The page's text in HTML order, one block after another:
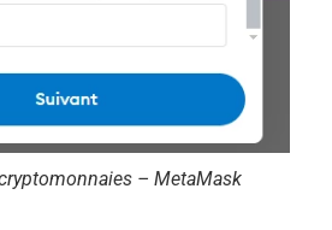
– MetaMask